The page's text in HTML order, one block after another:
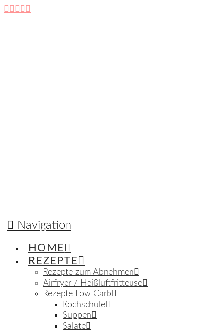
Navigation
HOME
REZEPTE
Rezepte zum Abnehmen
Airfryer / Heißluftfritteuse
Rezepte Low Carb
Kochschule
Suppen
Salate